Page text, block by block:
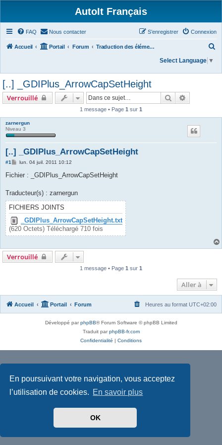
En poursuivant votre navigation, vous acceptez
l’utilisation de cookies. En savoir plus
OK
AutoIt Français
FAQ Nous contacter Connexion
S’enregistrer
Accueil Portail Forum Traduction des éléments du dossier /txtlibfunctions/
c
e
Select Language ▼
[..] _GDIPlus_ArrowCapSetHeight
Verrouillé Rechercher
1 message • Page 1 sur 1
zarnergun
Niveau 3
[..] _GDIPlus_ArrowCapSetHeight
#1
M
s
g
lun. 04 juil. 2011 10:12
Fichier : _GDIPlus_ArrowCapSetHeight
Traducteur(s) : zarnergun
FICHIERS JOINTS
_GDIPlus_ArrowCapSetHeight.txt
(620 Octets) Téléchargé 710 fois
Verrouillé
1 message • Page 1 sur 1
Aller à
Accueil Portail Forum Heures au format UTC+02:00
Développé parphpBB® Forum Software © phpBB Limited
Traduit parphpBB-fr.com
Confidentialité | Conditions